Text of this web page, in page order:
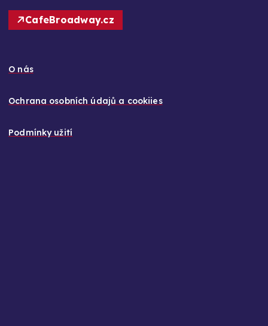
CafeBroadway.cz
O nás
Ochrana osobních údajů a cookiies
Podmínky užití